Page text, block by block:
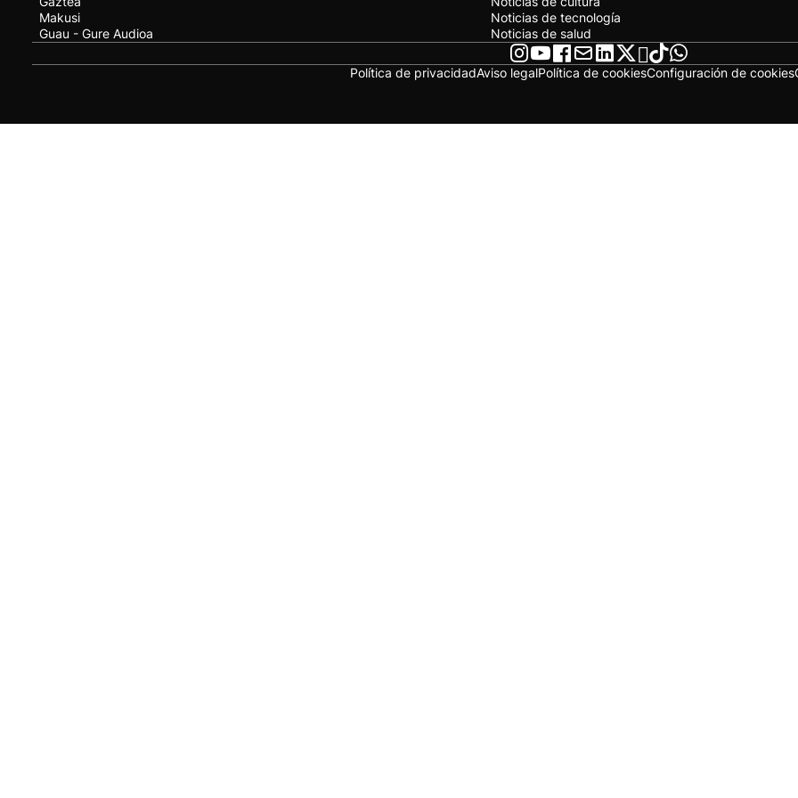
Makusi
Guau - Gure Audioa
Noticias de tecnología
Noticias de salud
Política de privacidadAviso legalPolítica de cookiesConfiguración de cookies